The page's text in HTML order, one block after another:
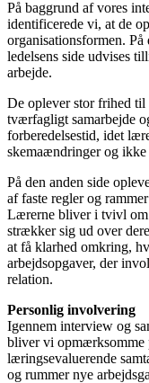
På baggrund af vores
identificerede vi, at de
organisationsformen.
ledelsens side udvises
arbejde.
De oplever stor frihed
tværfagligt samarbejde
forberedelsestid, idet
skemaændringer og ikke
På den anden side
af faste regler og
Lærerne bliver i tvivl om
strækker sig ud over
at få klarhed omkring,
arbejdsopgaver, der
relation.
Personlig involvering
Igennem interview og
bliver vi opmærksomme
læringsevaluerende
og rummer nye